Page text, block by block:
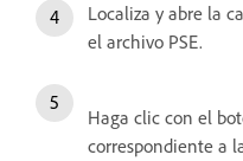
Localiza y abre la
el archivo PSE.
Haga clic con el
correspondiente a